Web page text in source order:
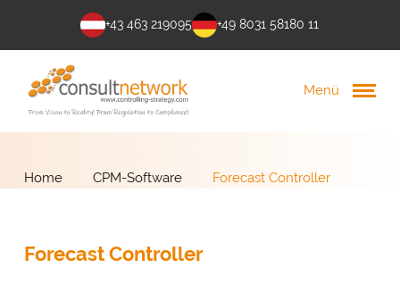
+43 463 219095 +49 8031 58180 11
Menü
Home CPM-Software Forecast Controller
Forecast Controller